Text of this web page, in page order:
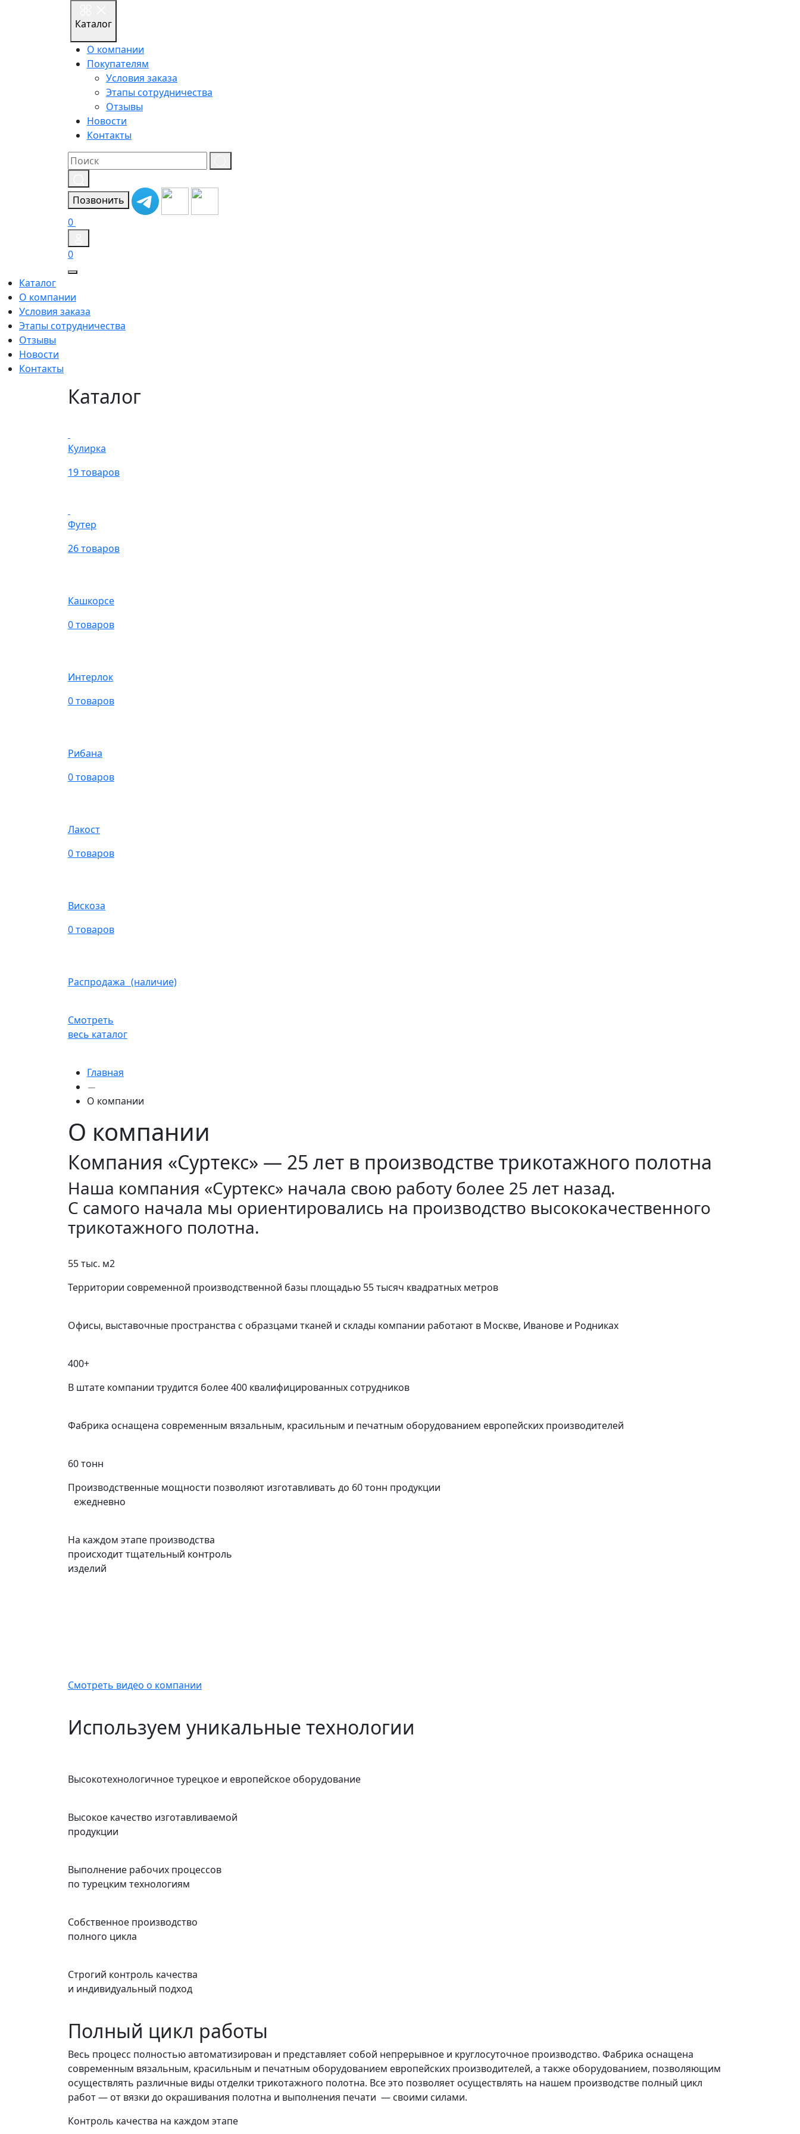
Каталог
О компании
Покупателям
Условия заказа
Этапы сотрудничества
Отзывы
Новости
Контакты
Результат
поиска:
Позвонить
0
0
Каталог
О компании
Условия заказа
Этапы сотрудничества
Отзывы
Новости
Контакты
Каталог
Кулирка
19 товаров
Футер
26 товаров
Кашкорсе
0 товаров
Интерлок
0 товаров
Рибана
0 товаров
Лакост
0 товаров
Вискоза
0 товаров
Распродажа (наличие)
Смотреть
весь каталог
Главная
О компании
О компании
Компания «Суртекс» — 25 лет в производстве трикотажного полотна
Наша компания «Суртекс» начала свою работу более 25 лет назад.
С самого начала мы ориентировались на производство высококачественного
трикотажного полотна.
55 тыс. м2
Территории современной производственной базы площадью 55 тысяч квадратных метров
Офисы, выставочные пространства с образцами тканей и склады компании работают в Москве, Иванове и Родниках
400+
В штате компании трудится более 400 квалифицированных сотрудников
Фабрика оснащена современным вязальным, красильным и печатным оборудованием европейских производителей
60 тонн
Производственные мощности позволяют изготавливать до 60 тонн продукции
ежедневно
На каждом этапе производства
происходит тщательный контроль
изделий
Смотреть видео о компании
Используем уникальные технологии
Высокотехнологичное турецкое и европейское оборудование
Высокое качество изготавливаемой
продукции
Выполнение рабочих процессов
по турецким технологиям
Собственное производство
полного цикла
Строгий контроль качества
и индивидуальный подход
Полный цикл работы
Весь процесс полностью автоматизирован и представляет собой непрерывное и круглосуточное производство. Фабрика оснащена
современным вязальным, красильным и печатным оборудованием европейских производителей, а также оборудованием, позволяющим
осуществлять различные виды отделки трикотажного полотна. Все это позволяет осуществлять на нашем производстве полный цикл
работ — от вязки до окрашивания полотна и выполнения печати — своими силами.
Контроль качества на каждом этапе